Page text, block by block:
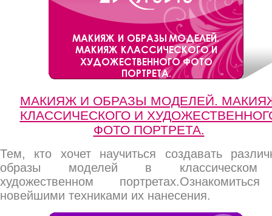
МАКИЯЖ И ОБРАЗЫ МОДЕЛЕЙ.
КЛАССИЧЕСКОГО И
ФОТО ПОРТРЕТА.
Тем, кто хочет научиться создавать
образы моделей в
художественном
новейшими техниками их нанесения.